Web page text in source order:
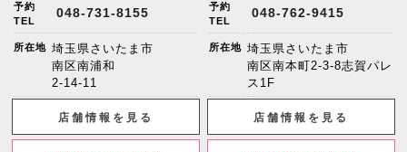
予約
TEL
048-731-8155
所在地 埼玉県さいたま市
南区南浦和
2-14-11
店舗情報を見る
予約
TEL
048-762-9415
所在地 埼玉県さいたま市
南区南本町2-3-8志賀パレ
ス1F
店舗情報を見る